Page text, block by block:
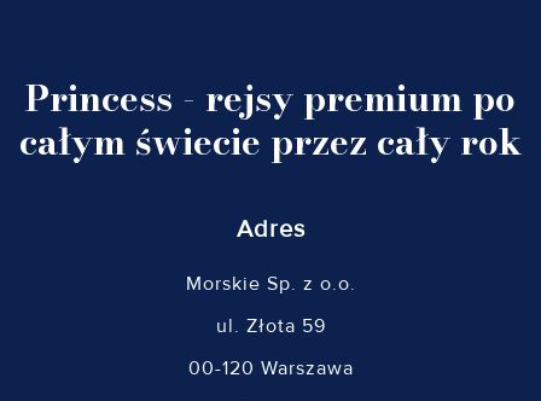
Princess - rejsy premium po
całym świecie przez cały rok
Adres
Morskie Sp. z o.o.
ul. Złota 59
00-120 Warszawa